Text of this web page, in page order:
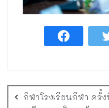
กีฬาโรงเรียนกีฬา ครั้